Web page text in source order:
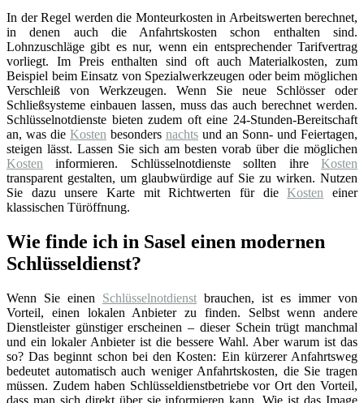
In der Regel werden die Monteurkosten in Arbeitswerten berechnet,
in denen auch die Anfahrtskosten schon enthalten sind.
Lohnzuschläge gibt es nur, wenn ein entsprechender Tarifvertrag
vorliegt. Im Preis enthalten sind oft auch Materialkosten, zum
Beispiel beim Einsatz von Spezialwerkzeugen oder beim möglichen
Verschleiß von Werkzeugen. Wenn Sie neue Schlösser oder
Schließsysteme einbauen lassen, muss das auch berechnet werden.
Schlüsselnotdienste bieten zudem oft eine 24-Stunden-Bereitschaft
an, was die Kosten besonders nachts und an Sonn- und Feiertagen,
steigen lässt. Lassen Sie sich am besten vorab über die möglichen
Kosten informieren. Schlüsselnotdienste sollten ihre Kosten
transparent gestalten, um glaubwürdige auf Sie zu wirken. Nutzen
Sie dazu unsere Karte mit Richtwerten für dieKosten einer
klassischen Türöffnung.
Wie finde ich in Sasel einen modernen
Schlüsseldienst?
Wenn Sie einen Schlüsselnotdienst brauchen, ist es immer von
Vorteil, einen lokalen Anbieter zu finden. Selbst wenn andere
Dienstleister günstiger erscheinen – dieser Schein trügt manchmal
und ein lokaler Anbieter ist die bessere Wahl. Aber warum ist das
so? Das beginnt schon bei den Kosten: Ein kürzerer Anfahrtsweg
bedeutet automatisch auch weniger Anfahrtskosten, die Sie tragen
müssen. Zudem haben Schlüsseldienstbetriebe vor Ort den Vorteil,